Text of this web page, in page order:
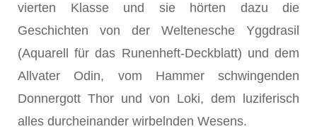
vierten Klasse und sie hörten dazu die
Geschichten von der Weltenesche Yggdrasil
(Aquarell für das Runenheft-Deckblatt) und dem
Allvater Odin, vom Hammer schwingenden
Donnergott Thor und von Loki, dem luziferisch
alles durcheinander wirbelnden Wesens.